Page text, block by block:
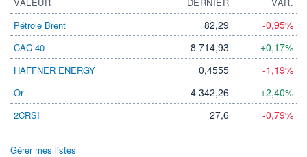
Pétrole Brent
82,29 -0,95%
CAC 40 8 714,93 +0,17%
HAFFNER ENERGY 0,4555 -1,19%
Or 4 342,26 +2,40%
2CRSI 27,6 -0,79%
Gérer mes listes